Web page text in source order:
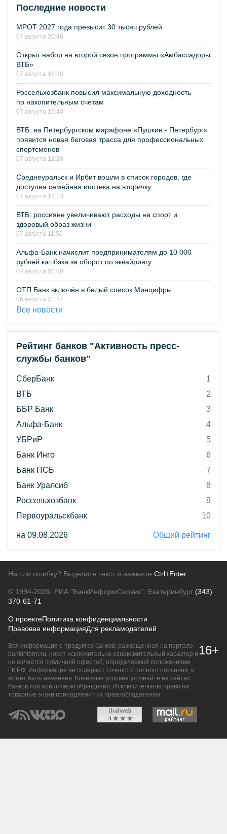
Последние новости
МРОТ 2027 года превысит 30 тысяч рублей
07 августа 20:46
Открыт набор на второй сезон программы «Амбассадоры
ВТБ»
07 августа 16:30
Россельхозбанк повысил максимальную доходность
по накопительным счетам
07 августа 15:40
ВТБ: на Петербургском марафоне «Пушкин - Петербург»
появится новая беговая трасса для профессиональных
спортсменов
07 августа 12:28
Среднеуральск и Ирбит вошли в список городов, где
доступна семейная ипотека на вторичку
07 августа 12:13
ВТБ: россияне увеличивают расходы на спорт и
здоровый образ жизни
07 августа 11:50
Альфа-Банк начислит предпринимателям до 10 000
рублей кэшбэка за оборот по эквайрингу
07 августа 10:00
ОТП Банк включён в белый список Минцифры
06 августа 21:27
Все новости
Рейтинг банков "Активность пресс-
службы банков"
СберБанк
1
ВТБ
2
ББР Банк
3
Альфа-Банк
4
УБРиР
5
Банк Инго
6
Банк ПСБ
7
Банк Уралсиб
8
Россельхозбанк
9
Первоуральскбанк
10
на 09.08.2026 Общий рейтинг
Нашли ошибку? Выделите текст и нажмите Ctrl+Enter
© 1994-2026. РИА "БанкИнформСервис". Екатеринбург (343)
370-61-71
О проектеПолитика конфиденциальности
Правовая информацияДля рекламодателей
Вся информация о продуктах банков, размещенная на портале
bankinform.ru, носит исключительно ознакомительный характер и
не является публичной офертой, определяемой положениями
ГК РФ. Информация не содержит точного и полного описания, и
может быть изменена. Конечные условия уточняйте на сайтах
банков или при личном обращении. Исключительное право на
товарные знаки принадлежит их правообладателям.
16+